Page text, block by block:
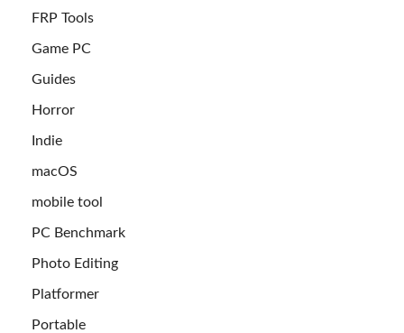
FRP Tools
Game PC
Guides
Horror
Indie
macOS
mobile tool
PC Benchmark
Photo Editing
Platformer
Portable